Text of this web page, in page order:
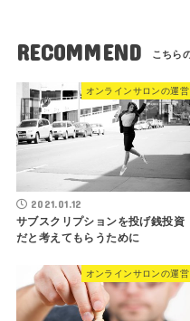
RECOMMEND
オンラインサロンの運営
2021.01.12
サブスクリプションを投げ銭投資
だと考えてもらうために
オンラインサロンの運営